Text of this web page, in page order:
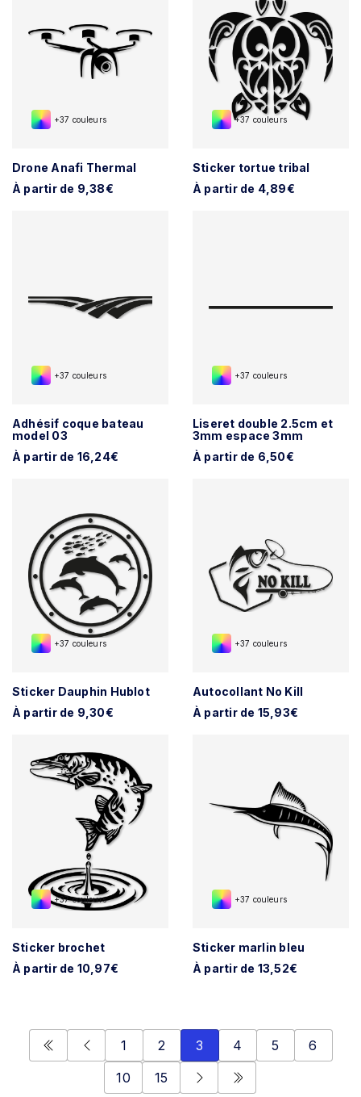
+37 couleurs
Drone Anafi Thermal
À partir de 9,38€
+37 couleurs
Sticker tortue tribal
À partir de 4,89€
+37 couleurs
Adhésif coque bateau
model 03
À partir de 16,24€
+37 couleurs
Liseret double 2.5cm et
3mm espace 3mm
À partir de 6,50€
+37 couleurs
Sticker Dauphin Hublot
À partir de 9,30€
+37 couleurs
Autocollant No Kill
À partir de 15,93€
+37 couleurs
Sticker brochet
À partir de 10,97€
+37 couleurs
Sticker marlin bleu
À partir de 13,52€
1 2 3 4 5
6
10
15